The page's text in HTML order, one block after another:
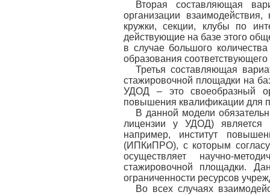
Вторая составляющая
организации
кружки, секции, клубы по
действующие на базе этого
в случае большого
образования
Третья составляющая
стажировочной площадки на
УДОД – это своеобразный
повышения квалификации для
В данной модели
лицензии у УДОД) является
например, институт
(ИПКиПРО), с которым
осуществляет научно-
стажировочной площадки.
ограниченности ресурсов
Во всех случаях